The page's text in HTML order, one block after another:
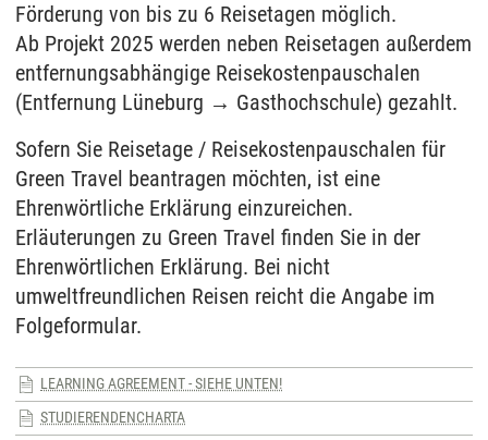
Förderung von bis zu 6 Reisetagen möglich.
Ab Projekt 2025 werden neben Reisetagen außerdem
entfernungsabhängige Reisekostenpauschalen
(Entfernung Lüneburg → Gasthochschule) gezahlt.
Sofern Sie Reisetage / Reisekostenpauschalen für
Green Travel beantragen möchten, ist eine
Ehrenwörtliche Erklärung einzureichen.
Erläuterungen zu Green Travel finden Sie in der
Ehrenwörtlichen Erklärung. Bei nicht
umweltfreundlichen Reisen reicht die Angabe im
Folgeformular.
LEARNING AGREEMENT - SIEHE UNTEN!
STUDIERENDENCHARTA